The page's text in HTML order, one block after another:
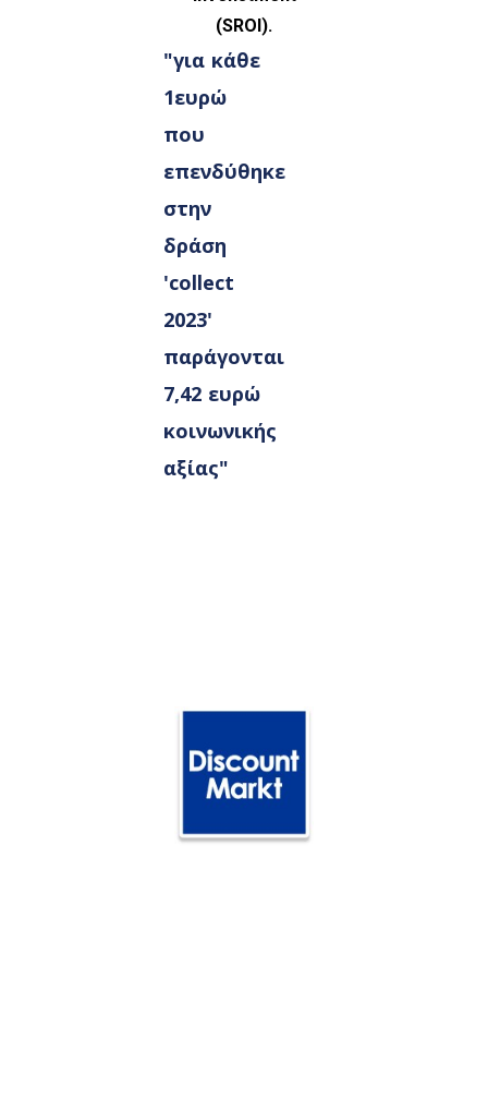
(SROI).
"για κάθε
1ευρώ
που
επενδύθηκε
στην
δράση
'collect
2023'
παράγονται
7,42 ευρώ
κοινωνικής
αξίας"